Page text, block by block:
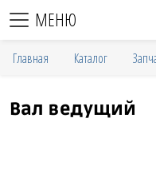
МЕНЮ
Главная Каталог
Вал ведущий